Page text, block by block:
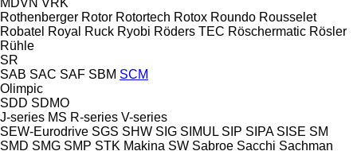
Rothenberger Rotor Rotortech Rotox Roundo Rousselet
Robatel Royal Ruck Ryobi Röders TEC Röschermatic Rösler
Rühle
SR
SAB SAC SAF SBM SCM
Olimpic
SDD SDMO
J-series MS R-series V-series
SEW-Eurodrive SGS SHW SIG SIMUL SIP SIPA SISE SM
SMD SMG SMP STK Makina SW Sabroe Sacchi Sachman